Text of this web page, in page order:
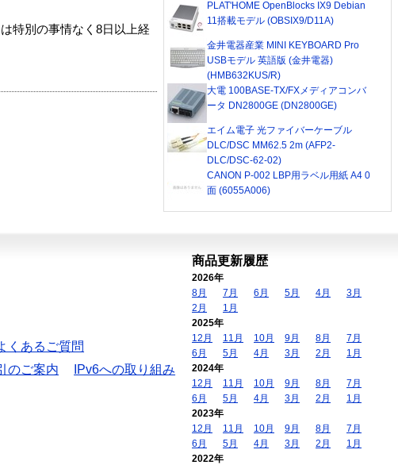
特別の事情なく8日以上経
PLAT'HOME OpenBlocks IX9 Debian
11搭載モデル (OBSIX9/D11A)
金井電器産業 MINI KEYBOARD Pro
USBモデル 英語版 (金井電器)
(HMB632KUS/R)
大電 100BASE-TX/FXメディアコンバ
ータ DN2800GE (DN2800GE)
エイム電子 光ファイバーケーブル
DLC/DSC MM62.5 2m (AFP2-
DLC/DSC-62-02)
CANON P-002 LBP用ラベル用紙 A4 0
面 (6055A006)
くあるご質問
のご案内
IPv6への取り組み
商品更新履歴
2026年
8月
7月 6月 5月 4月
3月
2月
1月
2025年
12月
11月 10月 9月 8月
7月
6月
5月 4月 3月 2月
1月
2024年
12月
11月 10月 9月 8月
7月
6月
5月 4月 3月 2月
1月
2023年
12月
11月 10月 9月 8月
7月
6月
5月 4月 3月 2月
1月
2022年